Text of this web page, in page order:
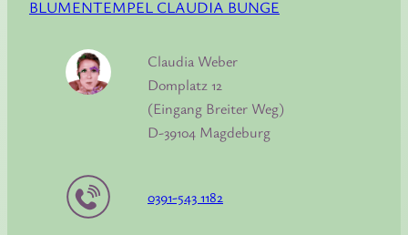
BLUMENTEMPEL CLAUDIA BUNGE
Claudia Weber
Domplatz 12
(Eingang Breiter Weg)
D-39104 Magdeburg
0391-543 1182